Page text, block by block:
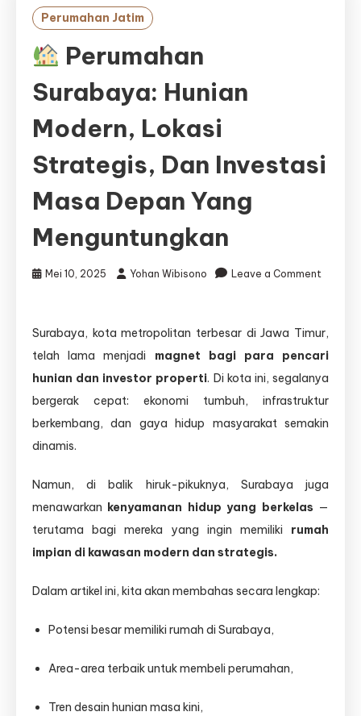
Perumahan Jatim
Perumahan
Surabaya: Hunian
Modern, Lokasi
Strategis, Dan Investasi
Masa Depan Yang
Menguntungkan
Mei 10, 2025 Yohan Wibisono
Leave a Comment
Perumahan
Surabaya:
Hunian
Modern,
Lokasi
Strategis,
dan
Investasi
Depan
Menguntungkan
Surabaya, kota metropolitan terbesar di Jawa Timur,
telah lama menjadi magnet bagi para pencari
hunian dan investor properti. Di kota ini, segalanya
bergerak cepat: ekonomi tumbuh, infrastruktur
berkembang, dan gaya hidup masyarakat semakin
dinamis.
Namun, di balik hiruk-pikuknya, Surabaya juga
menawarkan kenyamanan hidup yang berkelas —
terutama bagi mereka yang ingin memiliki rumah
impian di kawasan modern dan strategis.
Dalam artikel ini, kita akan membahas secara lengkap:
Potensi besar memiliki rumah di Surabaya,
Area-area terbaik untuk membeli perumahan,
Tren desain hunian masa kini,